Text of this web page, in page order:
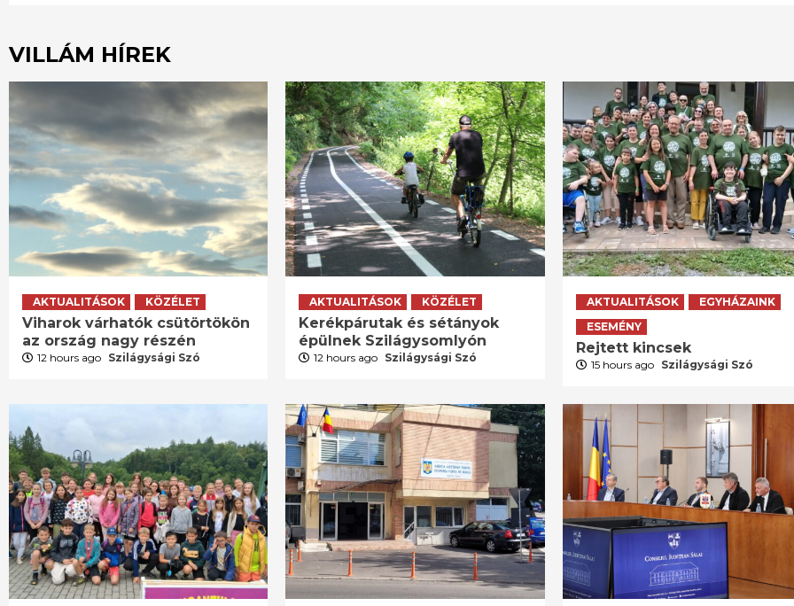
VILLÁM HÍREK
AKTUALITÁSOK KÖZÉLET
Viharok várhatók csütörtökön
az ország nagy részén
12 hours ago Szilágysági Szó
AKTUALITÁSOK KÖZÉLET
Kerékpárutak és sétányok
épülnek Szilágysomlyón
12 hours ago Szilágysági Szó
AKTUALITÁSOK
EGYHÁZAINK
ESEMÉNY
Rejtett kincsek
15 hours ago Szilágysági Szó